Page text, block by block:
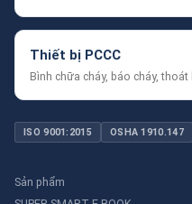
Thiết bị PCCC
Bình chữa cháy, báo cháy, thoát
ISO 9001:2015 OSHA 1910.147
Sản phẩm